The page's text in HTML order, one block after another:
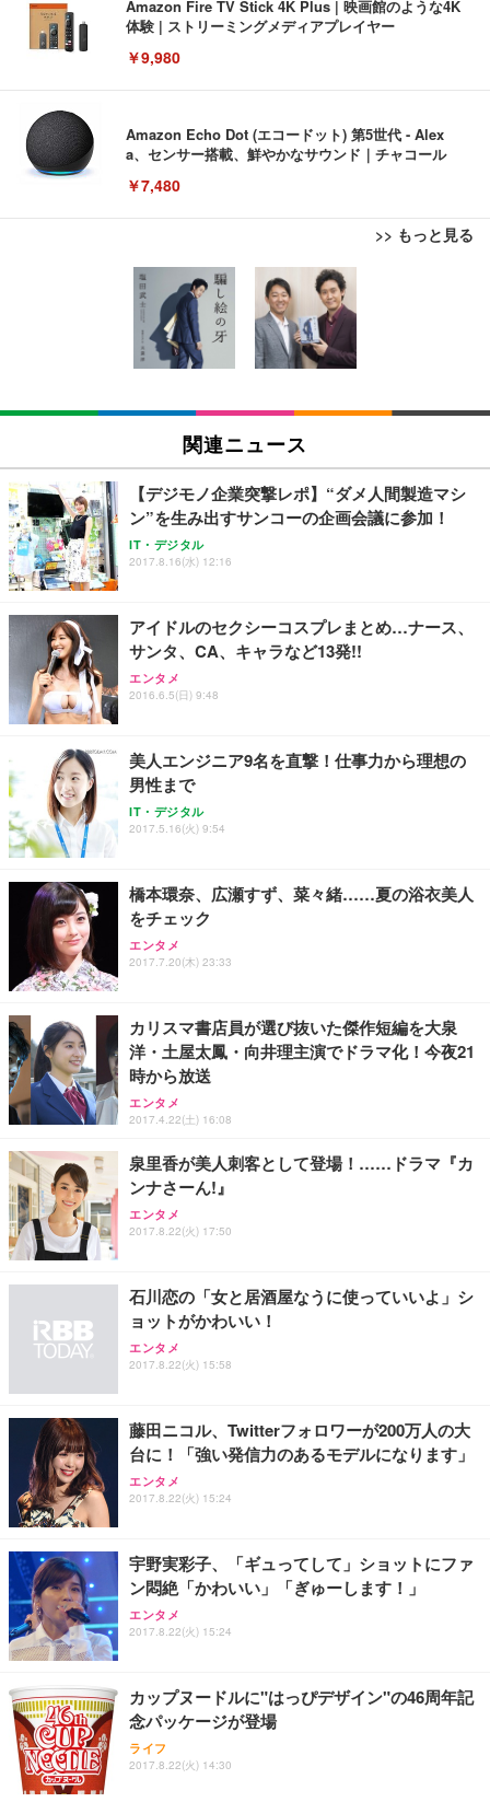
Amazon Fire TV Stick 4K Plus | 映画館のような4K
体験 | ストリーミングメディアプレイヤー
￥9,980
Amazon Echo Dot (エコードット) 第5世代 - Alex
a、センサー搭載、鮮やかなサウンド｜チャコール
￥7,480
>> もっと見る
[EdoErgo] オフィスチェア 椅子 テレワーク 疲れな
い 跳ね上げ式アームレスト コンパクト 約105度ロッ
キング pc 事務椅子 360度回転 座面昇降 強化ナイロ
ン樹脂ベース 通気性メッシュ 在宅ワーク H-WY01
(黒網+黒枠+黒足)
￥5,699
SIHOO B100 オフィスチェア／デスクチェア メッシ
ュチェア 人間工学 疲れない ブラック
￥27,999
Sezlife オフィスチェア デスクチェア 疲れない テレ
ワーク チェア 強化バックレスト 30度ロッキング機
能 人間工学 椅子 腰サポート 90度跳ね上げ式アーム
ョン PCチェア 通気性メッシュ ゲーミング/勉強/事
務用 おしゃれ パソコンチェア (ブラック)
Sezlife オフィスチェア デスクチェア 疲れない テレ
ワーク チェア 強化バックレスト 30度ロッキング機
能 人間工学 椅子 腰サポート 90度跳ね上げ式アーム
務用 おしゃれ パソコンチェア (ホワイト)
ANDWINT オフィスチェア デスクチェア 肘なし メ
ッシュ 通気性 ランバーサポート付き 腰サポート ガ
ス圧無段階昇降 360度回転 キャスター付き コンパク
EIZO ビジネス向けプレミアムモニター | FlexScan
EV3240X-WT | 31.5型4K UHD・USB Type-C・ホワ
イト
￥105,595
EIZO ビジネス向けプレミアムモニター | FlexScan
￥109,572
【純正品】27"ゲーミングモニター DualSense 充電
フック付き（CFI-ZDM1J）
【整備済み品】Dell E2724HS 27インチ 液晶モニタ
ー フルHD（1920×1080）VA 非光沢 HDMI/DisplayP
ort/VGA スピーカー内蔵 高さ調整 スイベル VESA対
【MiniLED/24.5inch/280Hz/FHD】GRAPHT THE S
HOOTER Gaming Monitor 24” Essential ゲーミン
グモニター QD 24.5インチ 1ms FHD 量子ドット 残
Amazonベーシック ペットシーツ 薄型 レギュラー 1
回使い捨て 無香料 ホワイト 300枚
￥3,373
Amazonベーシック ペットシーツ 厚型 ワイド 42枚
x2袋(84枚) ホワイト(吸収面:ライトブルー)
￥3,234
ネオ・ルーライフ ネオ・オムツ L 中型犬用 26枚入
り 単品
Smart Basic(スマートベーシック) 【Amazon.co.jp
限定】 Smart Basic アイリスオーヤマ ペットシーツ
超厚型 お徳用 ワイド 100枚入 (x 1) (ケース販売)
アイリスオーヤマ ペットシーツ 超厚型 お徳用 レギ
ュラー 200枚入【Amazon.co.jp限定】
関連ニュース
【デジモノ企業突撃レポ】“ダメ人間製造マシ
ン”を生み出すサンコーの企画会議に参加！
IT・デジタル
2017.8.16(水) 12:16
アイドルのセクシーコスプレまとめ…ナース、
サンタ、CA、キャラなど13発!!
エンタメ
2016.6.5(日) 9:48
美人エンジニア9名を直撃！仕事力から理想の
男性まで
IT・デジタル
2017.5.16(火) 9:54
橋本環奈、広瀬すず、菜々緒……夏の浴衣美人
をチェック
エンタメ
2017.7.20(木) 23:33
カリスマ書店員が選び抜いた傑作短編を大泉
洋・土屋太鳳・向井理主演でドラマ化！今夜21
時から放送
エンタメ
2017.4.22(土) 16:08
泉里香が美人刺客として登場！……ドラマ『カ
ンナさーん!』
エンタメ
2017.8.22(火) 17:50
石川恋の「女と居酒屋なうに使っていいよ」シ
ョットがかわいい！
エンタメ
2017.8.22(火) 15:58
藤田ニコル、Twitterフォロワーが200万人の大
台に！「強い発信力のあるモデルになります」
エンタメ
2017.8.22(火) 15:24
宇野実彩子、「ギュってして」ショットにファ
ン悶絶「かわいい」「ぎゅーします！」
エンタメ
2017.8.22(火) 15:24
カップヌードルに"はっぴデザイン"の46周年記
念パッケージが登場
ライフ
2017.8.22(火) 14:30